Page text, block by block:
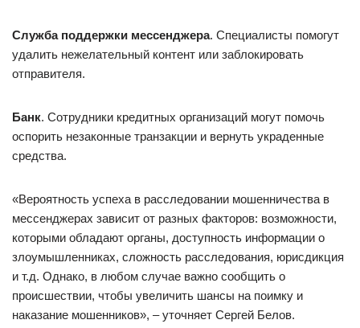
Служба поддержки мессенджера. Специалисты помогут
удалить нежелательный контент или заблокировать
отправителя.
Банк. Сотрудники кредитных организаций могут помочь
оспорить незаконные транзакции и вернуть украденные
средства.
«Вероятность успеха в расследовании мошенничества в
мессенджерах зависит от разных факторов: возможности,
которыми обладают органы, доступность информации о
злоумышленниках, сложность расследования, юрисдикция
и т.д. Однако, в любом случае важно сообщить о
происшествии, чтобы увеличить шансы на поимку и
наказание мошенников», – уточняет Сергей Белов.